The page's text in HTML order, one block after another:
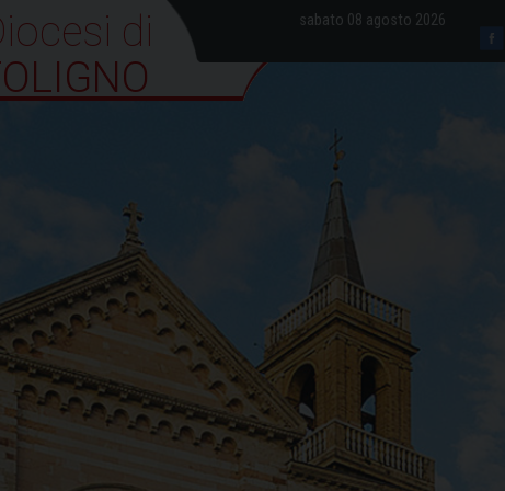
sabato 08 agosto 2026
di Foligno